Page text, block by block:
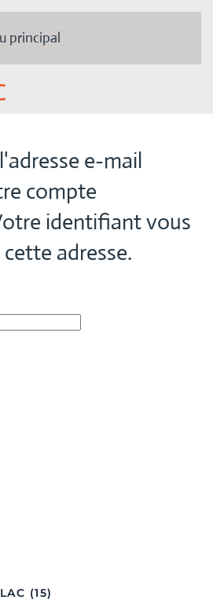
principal
e-mail
compte
identifiant vous
adresse.
(15)